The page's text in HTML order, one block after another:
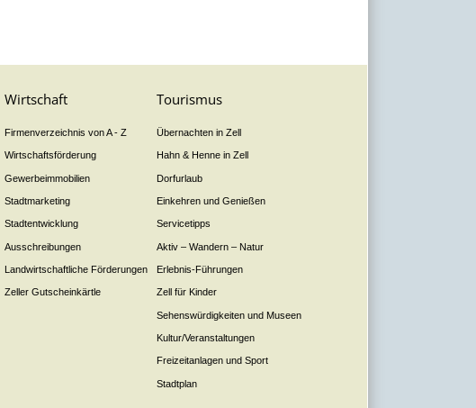
Wirtschaft
Firmenverzeichnis von A - Z
Wirtschaftsförderung
Gewerbeimmobilien
Stadtmarketing
Stadtentwicklung
Ausschreibungen
Landwirtschaftliche Förderungen
Zeller Gutscheinkärtle
Tourismus
Übernachten in Zell
Hahn & Henne in Zell
Dorfurlaub
Einkehren und Genießen
Servicetipps
Aktiv – Wandern – Natur
Erlebnis-Führungen
Zell für Kinder
Sehenswürdigkeiten und Museen
Kultur/Veranstaltungen
Freizeitanlagen und Sport
Stadtplan